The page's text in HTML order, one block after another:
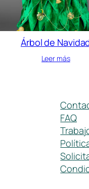
Árbol de
Leer más
FAQ